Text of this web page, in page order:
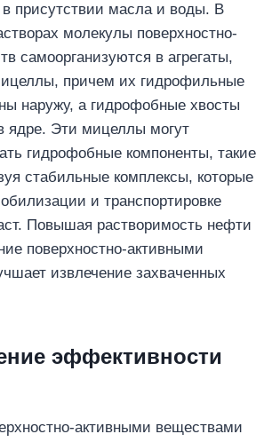
присутствии масла и воды. В
молекулы поверхностно-
самоорганизуются в агрегаты,
причем их гидрофильные
наружу, а гидрофобные хвосты
ядре. Эти мицеллы могут
гидрофобные компоненты, такие
стабильные комплексы, которые
и транспортировке
Повышая растворимость нефти
поверхностно-активными
извлечение захваченных
эффективности
активными веществами